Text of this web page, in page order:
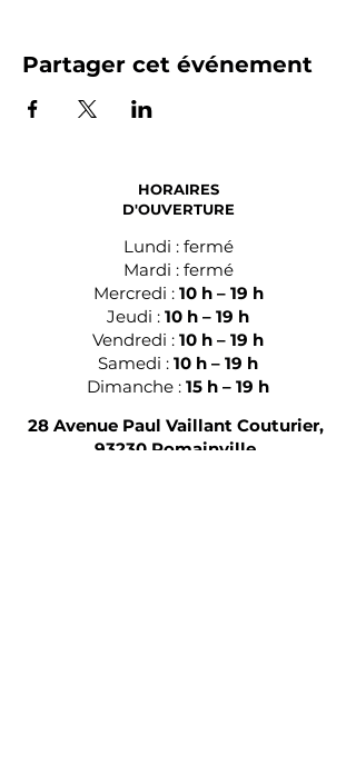
Partager cet événement
HORAIRES
D'OUVERTURE
Lundi : fermé
Mardi : fermé
Mercredi :10 h – 19 h
Jeudi : 10 h – 19 h
Vendredi : 10 h – 19 h
Samedi : 10 h – 19 h
Dimanche : 15 h – 19 h
28 Avenue Paul Vaillant Couturier,
93230 Romainville